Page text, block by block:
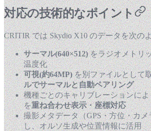
対応の技術的なポイント
CRITIR では Skydio X10 のデータを次の
サーマル(640×512)をラジオメトリ
温度化
可視(約64MP)を別ファイルとして
ルでサーマルと自動ペアリング
機種ごとのキャリブレーションに
を重ね合わせ表示・座標対応
撮影メタデータ（GPS・方位・カ
し、オルソ生成や位置情報に活用